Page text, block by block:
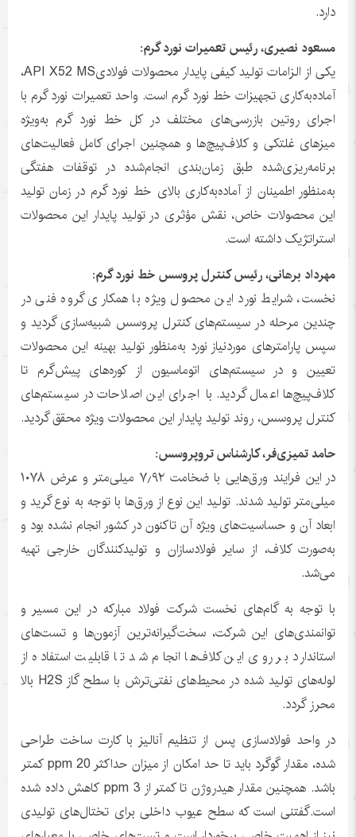
دارد.
مسعود نصیری، رئیس تعمیرات نورد گرم:
یکی از الزامات تولید کیفی پایدار محصولات فولادیAPI X52 MS،
آماده‌به‌کاری تجهیزات خط نورد گرم است. واحد تعمیرات نورد گرم با
اجرای روتین بازرسی‌های مختلف در کل خط نورد گرم به‌ویژه
میزهای غلتکی و کلاف‌پیچ‌ها و همچنین اجرای کامل فعالیت‌های
برنامه‌ریزی‌شده طبق زمان‌بندی انجام‌شده در توقفات هفتگی
به‌منظور اطمینان از آماده‌به‌کاری بالای خط نورد گرم در زمان تولید
این محصولات خاص، نقش مؤثری در تولید پایدار این محصولات
استراتژیک داشته است.
مهرداد برهانی، رئیس کنترل پروسس خط نورد گرم:
نخست، شرایط نورد این محصول ویژه با همکاری گروه فنی در
چندین مرحله در سیستم‌های کنترل پروسس شبیه‌سازی گردید و
سپس پارامترهای موردنیاز نورد به‌منظور تولید بهینه این محصولات
تعیین و در سیستم‌های اتوماسیون از کوره‌های پیش‌گرم تا
کلاف‌پیچ‌ها اعمال گردید. با اجرای این اصلاحات در سیستم‌های
کنترل پروسس، روند تولید پایدار این محصولات ویژه محقق گردید.
حامد تمیزی‌فر، کارشناس تروپروسس:
در این فرایند ورق‌هایی با ضخامت ۷٫۹۲ میلی‌متر و عرض ۱۰۷۸
میلی‌متر تولید شدند. تولید این نوع از ورق‌ها با توجه به نوع گرید و
ابعاد آن و حساسیت‌های ویژه آن تاکنون در کشور انجام نشده بود و
به‌صورت کلاف، از سایر فولادسازان و تولیدکنندگان خارجی تهیه
می‌شد.
با توجه به گام‌های نخست شرکت فولاد مبارکه در این مسیر و
توانمندی‌های این شرکت، سخت‌گیرانه‌ترین آزمون‌ها و تست‌های
استاندارد بر روی این کلاف‌ها انجام شد تا قابلیت استفاده از
لوله‌های تولید شده در محیط‌های نفتی‌ترش با سطح گاز H2S بالا
محرز گردد.
در واحد فولادسازی پس از تنظیم آنالیز با کارت ساخت طراحی
شده، مقدار گوگرد باید تا حد امکان از میزان حداکثر ppm 20 کمتر
باشد. همچنین مقدار هیدروژن تا کمتر از ppm 3 کاهش داده شده
است.گفتنی است که سطح عیوب داخلی برای تختال‌های تولیدی